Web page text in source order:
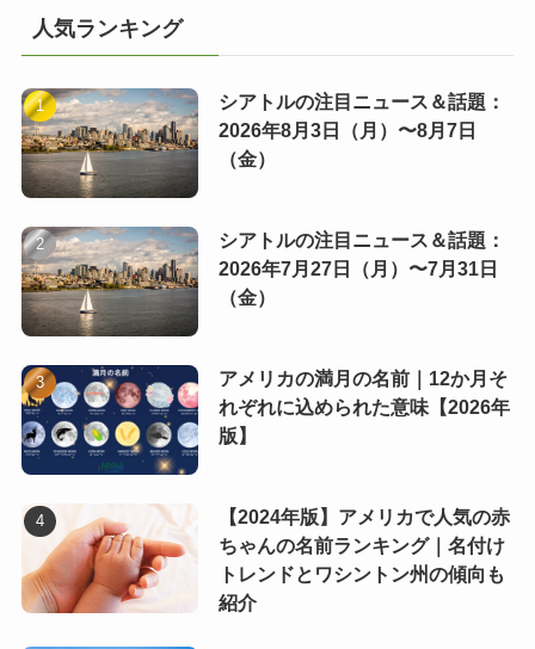
人気ランキング
シアトルの注目ニュース＆話題：
2026年8月3日（月）〜8月7日
（金）
シアトルの注目ニュース＆話題：
2026年7月27日（月）〜7月31日
（金）
アメリカの満月の名前｜12か月そ
れぞれに込められた意味【2026年
版】
【2024年版】アメリカで人気の赤
ちゃんの名前ランキング｜名付け
トレンドとワシントン州の傾向も
紹介